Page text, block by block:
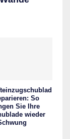
So
Sie Ihre
wieder